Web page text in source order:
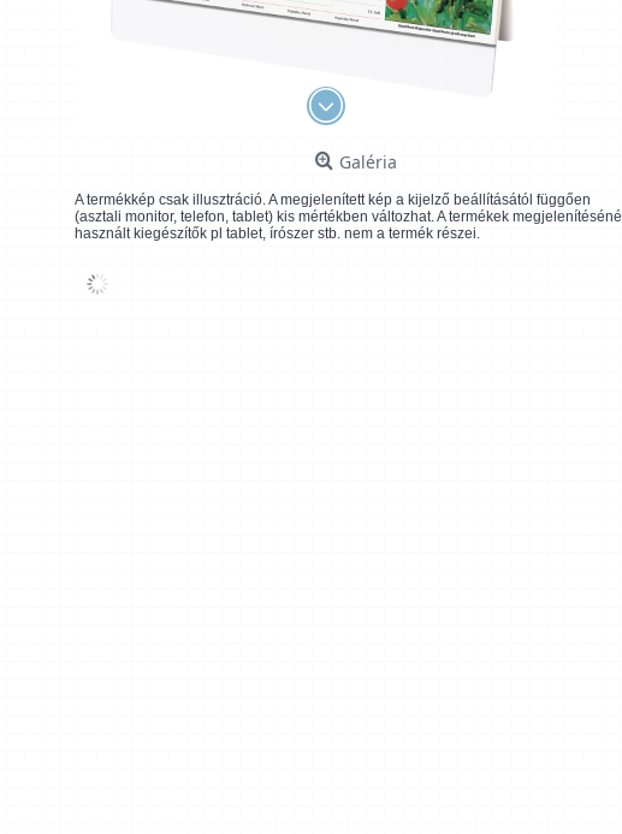
Galéria
A termékkép csak illusztráció. A megjelenített kép a kijelző beállításától függően
(asztali monitor, telefon, tablet) kis mértékben változhat. A termékek megjelenítésénél
használt kiegészítők pl tablet, írószer stb. nem a termék részei.